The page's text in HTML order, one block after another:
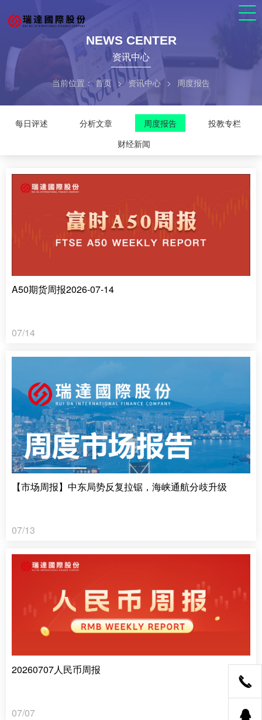
NEWS CENTER
资讯中心
当前位置：首页 > 资讯中心 > 周度报告
每日评述 分析文章 周度报告
投教专栏
财经新闻
A50期货周报2026-07-14
07/14
【市场周报】中东局势反复拉锯，海峡通航分歧升级
07/13
20260707人民币周报
07/07